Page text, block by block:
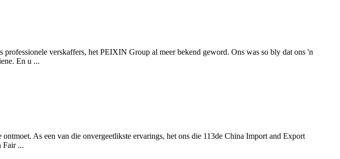
verskaffers, het PEIXIN Group al meer bekend geword. Ons was so bly dat ons 'n
En u ...
As een van die onvergeetlikste ervarings, het ons die 113de China Import and Export
Fair ...